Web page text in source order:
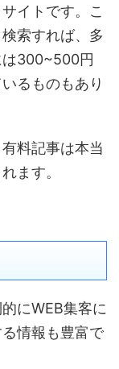
イトです。こ
索すれば、多
は300~500円
るものもあり
料記事は本当
ます。
にWEB集客に
情報も豊富で